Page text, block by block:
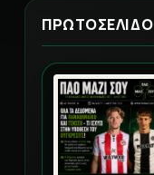
ΠΡΩΤΟΣΕΛΙΔΟ